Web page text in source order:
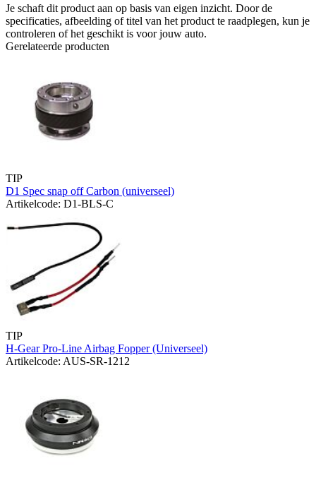
Je schaft dit product aan op basis van eigen inzicht. Door de
specificaties, afbeelding of titel van het product te raadplegen, kun je
controleren of het geschikt is voor jouw auto.
Gerelateerde producten
TIP
D1 Spec snap off Carbon (universeel)
Artikelcode: D1-BLS-C
TIP
H-Gear Pro-Line Airbag Fopper (Universeel)
Artikelcode: AUS-SR-1212